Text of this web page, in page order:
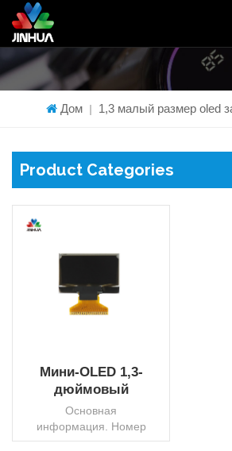
Дом | 1,3 малый размер oled
Product Categories
Мини-OLED 1,3-
дюймовый
интерфейс SPI,
разрешение 128X64,
дешевая цена
Основная
информация. Номер
точки128x64ИнтерфейсI2C/SPIИС